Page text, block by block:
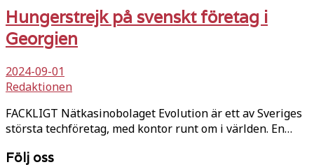
Hungerstrejk på svenskt företag i
Georgien
2024-09-01
Redaktionen
FACKLIGT Nätkasinobolaget Evolution är ett av Sveriges
största techföretag, med kontor runt om i världen. En…
Följ oss